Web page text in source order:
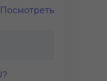
Посмотреть